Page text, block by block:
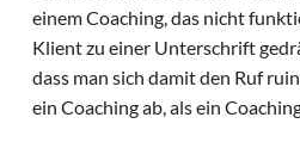
einem Coaching, das nicht
Klient zu einer Unterschrift
dass man sich damit den Ruf
ein Coaching ab, als ein